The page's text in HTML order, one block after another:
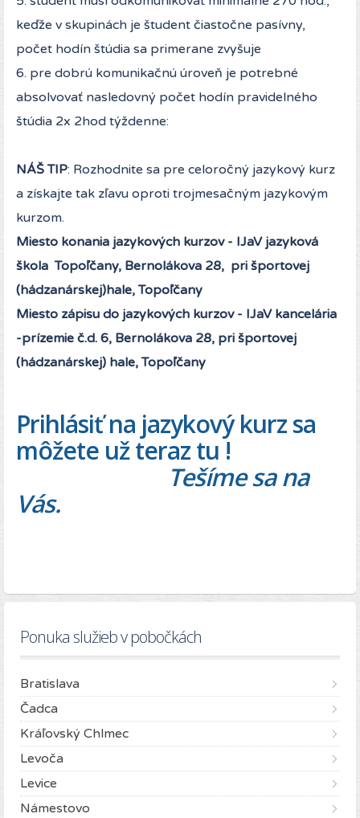
keďže v skupinách je študent čiastočne pasívny,
počet hodín štúdia sa primerane zvyšuje
6. pre dobrú komunikačnú úroveň je potrebné
absolvovať nasledovný počet hodín pravidelného
štúdia 2x 2hod týždenne:
NÁŠ TIP: Rozhodnite sa pre celoročný jazykový kurz
a získajte tak zľavu oproti trojmesačným jazykovým
kurzom.
Miesto konania jazykových kurzov - IJaV jazyková
škola Topoľčany, Bernolákova 28, pri športovej
(hádzanárskej)hale, Topoľčany
Miesto zápisu do jazykových kurzov - IJaV kancelária
-prízemie č.d. 6, Bernolákova 28, pri športovej
(hádzanárskej) hale, Topoľčany
Prihlásiť na jazykový kurz sa
môžete už teraz tu !
Tešíme sa na
Vás.
Ponuka služieb v pobočkách
Bratislava
Čadca
Kráľovský Chlmec
Levoča
Levice
Námestovo